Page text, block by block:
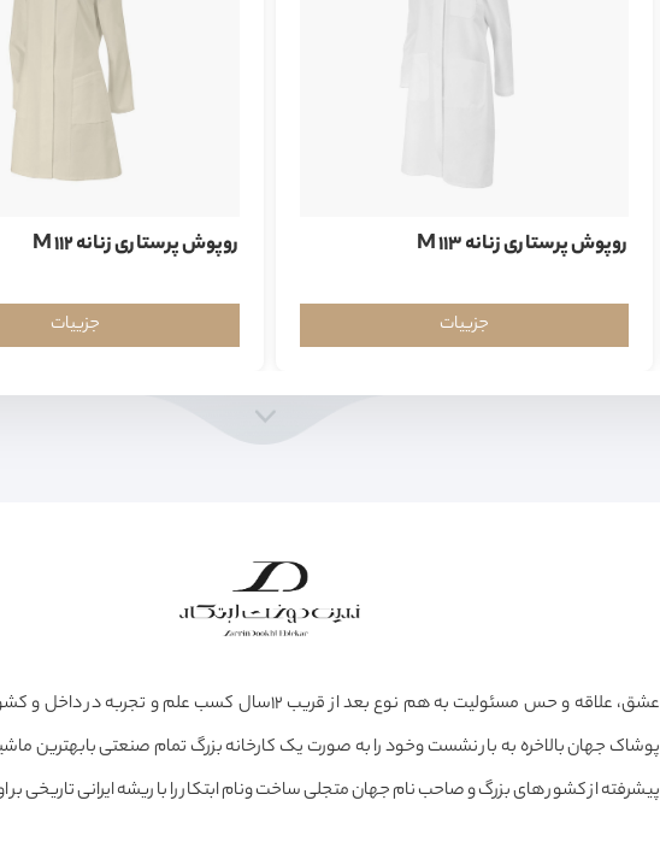
روپوش پرستاری زنانه M 113
جزییات
روپوش پرستاری زنانه M 112
جزییات
عشق، علاقه و حس مسئولیت به هم نوع بعد از قریب ۱۲سال کسب علم و
پوشاک جهان بالاخره به بار نشست وخود را به صورت یک کارخانه بزرگ تمام صنعتی بابهترین
پیشرفته از کشور های بزرگ و صاحب نام جهان متجلی ساخت ونام ابتکار را با ریشه ایرانی تاریخی بر